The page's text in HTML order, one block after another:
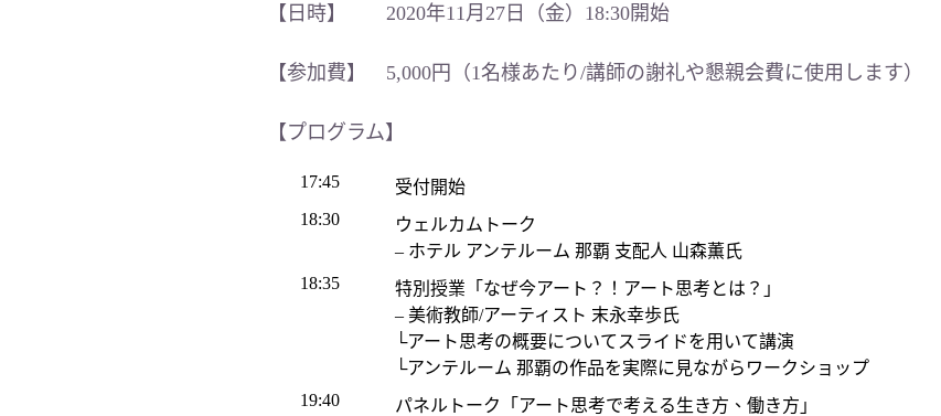
【日時】 2020年11月27日（金）18:30開始
【参加費】 5,000円（1名様あたり/講師の謝礼や懇親会費に使用します）
【プログラム】
17:45
受付開始
18:30
ウェルカムトーク
– ホテル アンテルーム 那覇 支配人 山森薫氏
18:35
特別授業「なぜ今アート？！アート思考とは？」
– 美術教師/アーティスト 末永幸歩氏
└アート思考の概要についてスライドを用いて講演
└アンテルーム 那覇の作品を実際に見ながらワークショップ
19:40
パネルトーク「アート思考で考える生き方、働き方」